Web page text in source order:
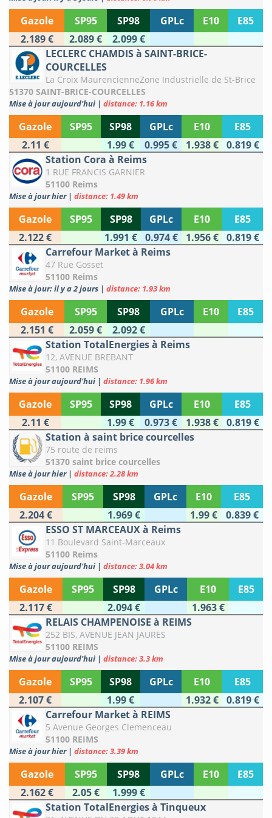
Gazole SP95 SP98 GPLc E10
E85
2.189 €
2.089 €
2.099 €
LECLERC CHAMDIS à SAINT-BRICE-
COURCELLES
La Croix MaurencienneZone Industrielle de St-Brice
51370 SAINT-BRICE-COURCELLES
Mise à jour aujourd'hui | distance: 1.16 km
Gazole SP95 SP98 GPLc E10
E85
2.11 €
1.99 € 0.995 € 1.938 €
0.819 €
Station Cora à Reims
1 RUE FRANCIS GARNIER
51100 Reims
Mise à jour hier | distance: 1.49 km
Gazole SP95 SP98 GPLc E10
E85
2.122 €
1.991 € 0.974 € 1.956 €
0.819 €
Carrefour Market à Reims
47 Rue Gosset
51100 Reims
Mise à jour: il y a 2 jours | distance: 1.93 km
Gazole SP95 SP98 GPLc E10
E85
2.151 €
2.059 €
2.092 €
Station TotalEnergies à Reims
12, AVENUE BREBANT
51100 REIMS
Mise à jour aujourd'hui | distance: 1.96 km
Gazole SP95 SP98 GPLc E10
E85
2.11 €
1.99 € 0.973 € 1.938 €
0.819 €
Station à saint brice courcelles
75 route de reims
51370 saint brice courcelles
Mise à jour hier | distance: 2.28 km
Gazole SP95 SP98 GPLc E10
E85
2.204 €
1.969 € 1.99 €
0.839 €
ESSO ST MARCEAUX à Reims
11 Boulevard Saint-Marceaux
51100 Reims
Mise à jour aujourd'hui | distance: 3.04 km
Gazole SP95 SP98 GPLc E10
E85
2.117 €
2.094 €
1.963 €
RELAIS CHAMPENOISE à REIMS
252 BIS, AVENUE JEAN JAURES
51100 REIMS
Mise à jour aujourd'hui | distance: 3.3 km
Gazole SP95 SP98 GPLc E10
E85
2.107 €
1.99 € 1.932 €
0.819 €
Carrefour Market à REIMS
5 Avenue Georges Clemenceau
51100 REIMS
Mise à jour hier | distance: 3.39 km
Gazole SP95 SP98 GPLc E10
E85
2.162 €
2.05 €
1.999 €
Station TotalEnergies à Tinqueux